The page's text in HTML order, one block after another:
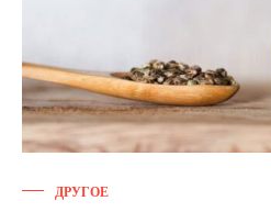
ДРУГОЕ